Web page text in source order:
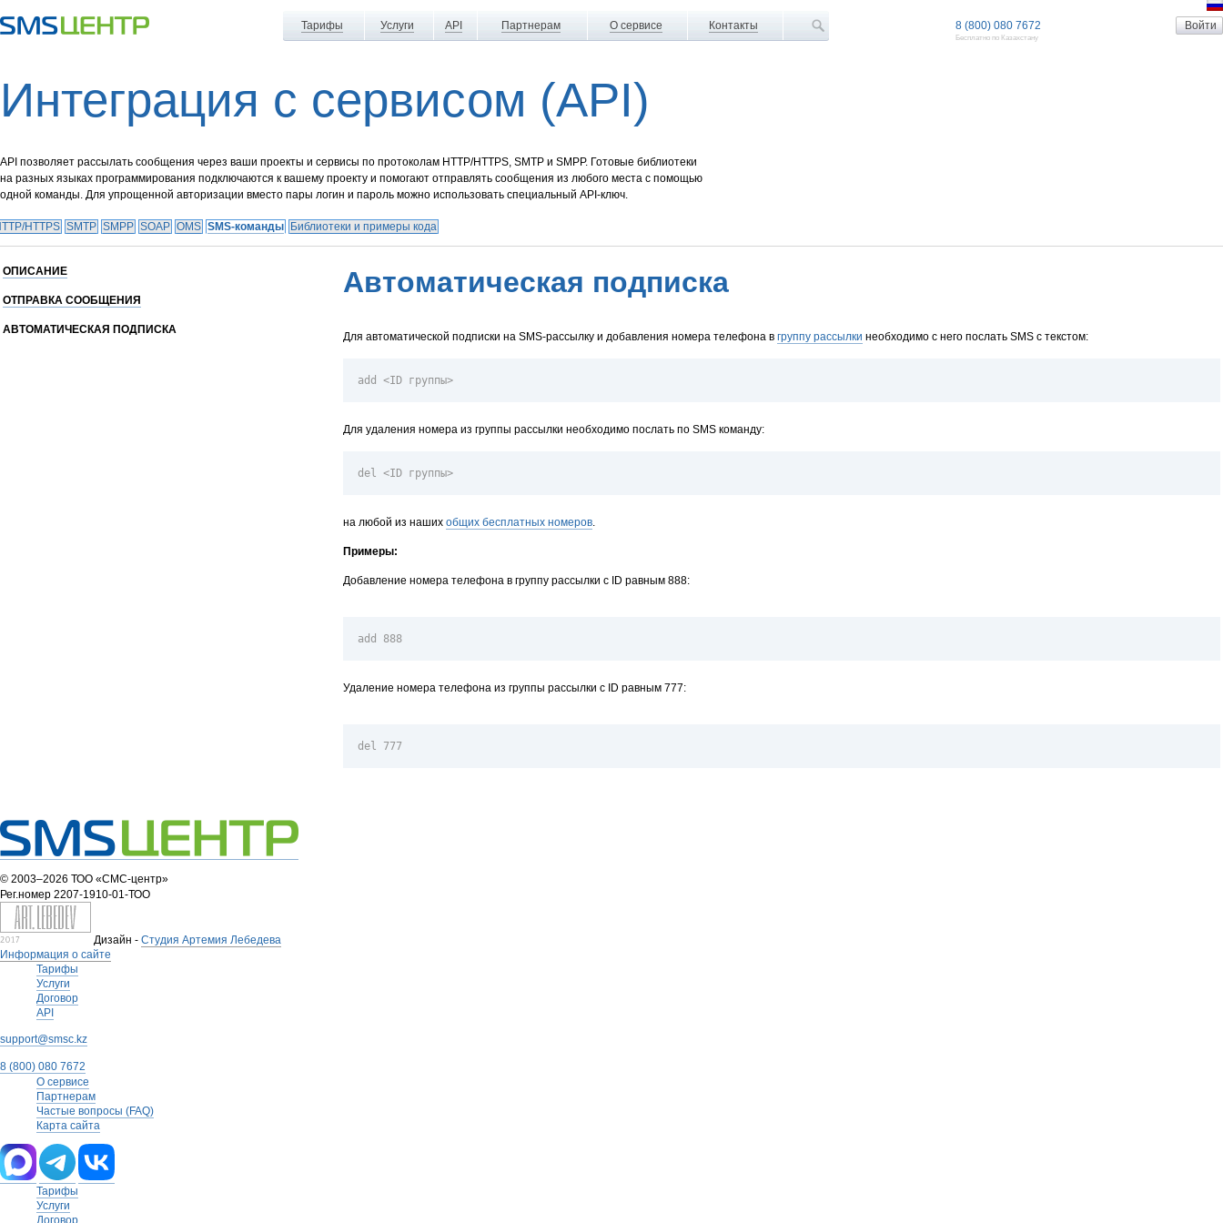
Тарифы Услуги API Партнерам О сервисе Контакты 8 (800) 080 7672
Бесплатно по Казахстану
Интеграция с сервисом (API)
API позволяет рассылать сообщения через ваши проекты и сервисы по протоколам HTTP/HTTPS, SMTP и SMPP. Готовые библиотеки
на разных языках программирования подключаются к вашему проекту и помогают отправлять сообщения из любого места с помощью
одной команды. Для упрощенной авторизации вместо пары логин и пароль можно использовать специальный API-ключ.
HTTPS SMTP SMPP SOAP OMS SMS-команды Библиотеки и примеры кода
ОПИСАНИЕ
ОТПРАВКА СООБЩЕНИЯ
АВТОМАТИЧЕСКАЯ ПОДПИСКА
Автоматическая подписка
Для автоматической подписки на SMS-рассылку и добавления номера телефона в группу рассылки необходимо с него послать SMS c текстом:
add <ID группы>
Для удаления номера из группы рассылки необходимо послать по SMS команду:
del <ID группы>
на любой из наших общих бесплатных номеров
Примеры:
Добавление номера телефона в группу рассылки с ID равным 888:
add 888
Удаление номера телефона из группы рассылки с ID равным 777:
del 777
© 2003–2026 ТОО «СМС-центр»
Рег.номер 2207-1910-01-ТОО
Дизайн - Студия Артемия Лебедева
Информация о сайте
Тарифы
Услуги
Договор
API
support@smsc.kz
8 (800) 080 7672
О сервисе
Партнерам
Частые вопросы (FAQ)
Карта сайта
Тарифы
Услуги
Договор